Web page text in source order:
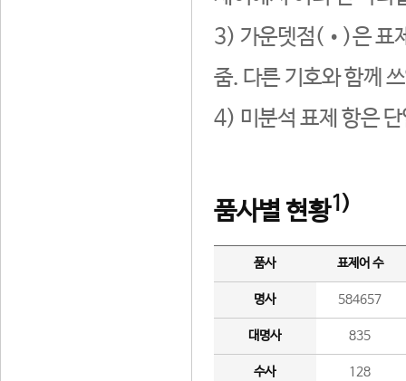
3) 가운뎃점(•)은 표
줌. 다른 기호와 함께
4) 미분석 표제 항은
품사별 현황1)
품사 표제어 수
명사 584657
대명사 835
수사 128